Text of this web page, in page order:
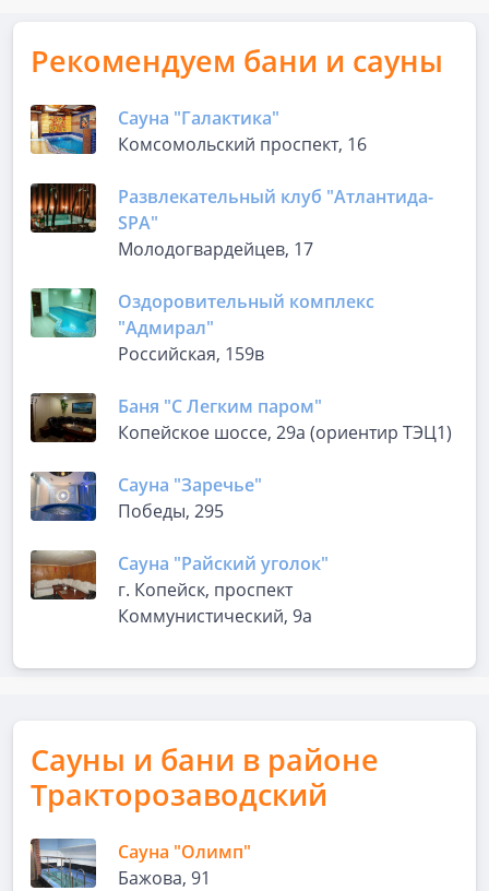
Рекомендуем бани и сауны
Сауна "Галактика"
Комсомольский проспект, 16
Развлекательный клуб "Атлантида-
SPA"
Молодогвардейцев, 17
Оздоровительный комплекс
"Адмирал"
Российская, 159в
Баня "С Легким паром"
Копейское шоссе, 29а (ориентир ТЭЦ1)
Сауна "Заречье"
Победы, 295
Сауна "Райский уголок"
г. Копейск, проспект
Коммунистический, 9а
Сауны и бани в районе
Тракторозаводский
Сауна "Олимп"
Бажова, 91